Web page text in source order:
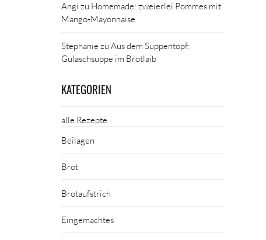
Angi zu Homemade: zweierlei Pommes mit
Mango-Mayonnaise
Stephanie zuAus dem Suppentopf:
Gulaschsuppe im Brotlaib
KATEGORIEN
alle Rezepte
Beilagen
Brot
Brotaufstrich
Eingemachtes